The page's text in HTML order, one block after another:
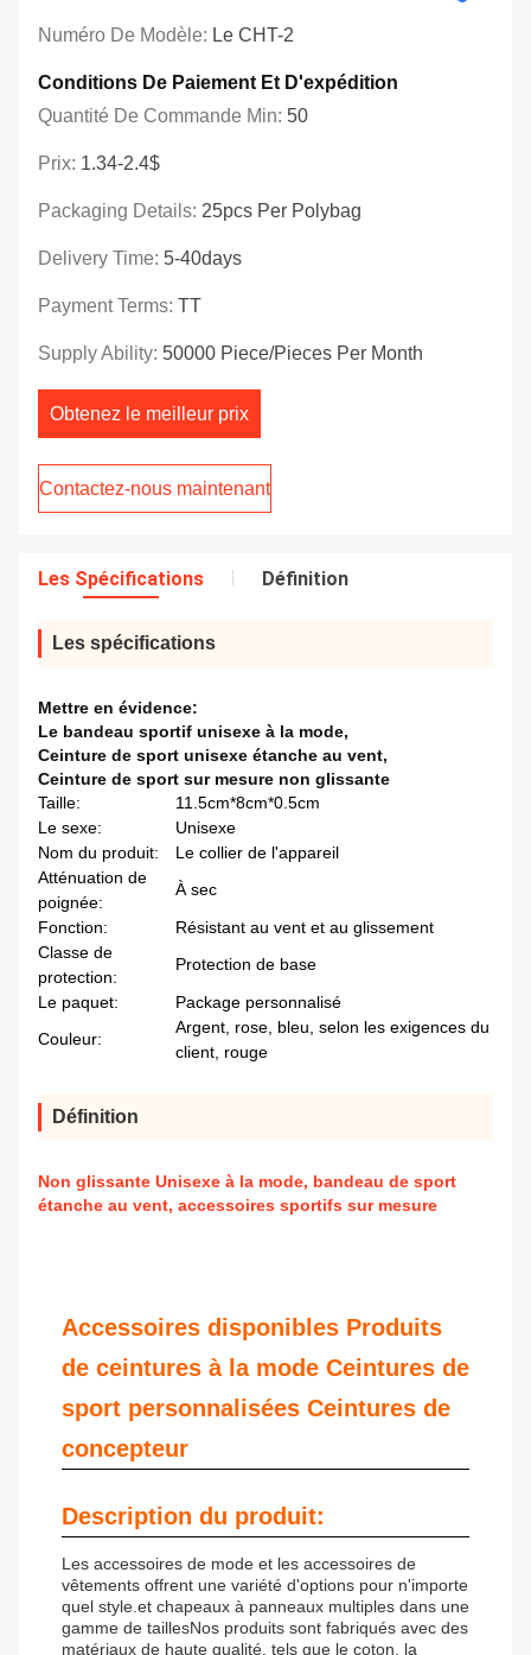
Numéro De Modèle: Le CHT-2
Conditions De Paiement Et D'expédition
Quantité De Commande Min: 50
Prix: 1.34-2.4$
Packaging Details: 25pcs Per Polybag
Delivery Time: 5-40days
Payment Terms: TT
Supply Ability: 50000 Piece/Pieces Per Month
Obtenez le meilleur prix
Contactez-nous maintenant
Les Spécifications Définition
Les spécifications
Mettre en évidence:
Le bandeau sportif unisexe à la mode,
Ceinture de sport unisexe étanche au vent,
Ceinture de sport sur mesure non glissante
Taille:
11.5cm*8cm*0.5cm
Le sexe:
Unisexe
Nom du produit:
Le collier de l'appareil
Atténuation de
poignée:
À sec
Fonction:
Résistant au vent et au glissement
Classe de
protection:
Protection de base
Le paquet:
Package personnalisé
Couleur:
Argent, rose, bleu, selon les exigences du
client, rouge
Définition
Non glissante Unisexe à la mode, bandeau de sport
étanche au vent, accessoires sportifs sur mesure
Accessoires disponibles Produits
de ceintures à la mode Ceintures de
sport personnalisées Ceintures de
concepteur
Description du produit:
Les accessoires de mode et les accessoires de
vêtements offrent une variété d'options pour n'importe
quel style.et chapeaux à panneaux multiples dans une
gamme de taillesNos produits sont fabriqués avec des
matériaux de haute qualité, tels que le coton, la